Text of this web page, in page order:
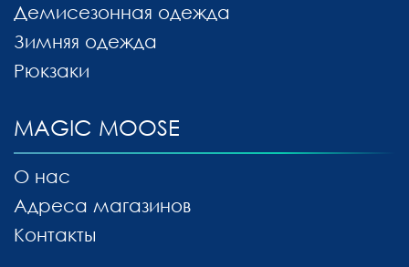
MAGIC MOOSE
О нас
Адреса магазинов
Контакты
Демисезонная одежда
Зимняя одежда
Рюкзаки